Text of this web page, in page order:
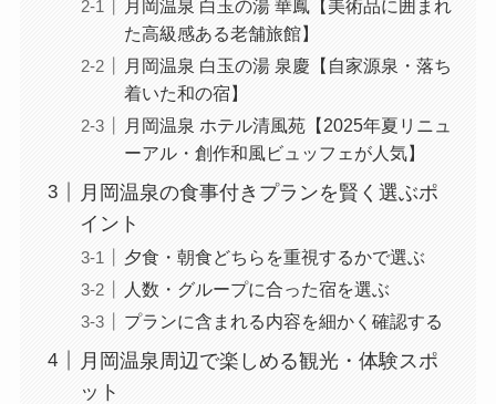
月岡温泉 白玉の湯 華鳳【美術品に囲まれ
た高級感ある老舗旅館】
月岡温泉 白玉の湯 泉慶【自家源泉・落ち
着いた和の宿】
月岡温泉 ホテル清風苑【2025年夏リニュ
ーアル・創作和風ビュッフェが人気】
月岡温泉の食事付きプランを賢く選ぶポ
イント
夕食・朝食どちらを重視するかで選ぶ
人数・グループに合った宿を選ぶ
プランに含まれる内容を細かく確認する
月岡温泉周辺で楽しめる観光・体験スポ
ット